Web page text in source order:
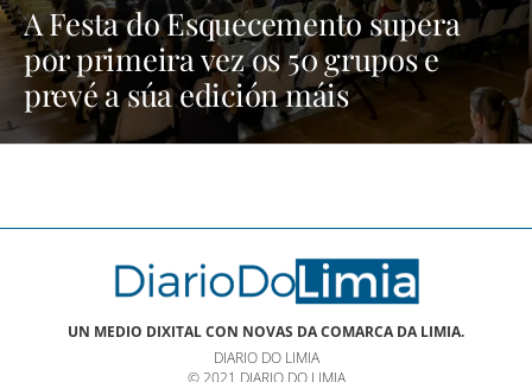
A Festa do Esquecemento supera
por primeira vez os 50 grupos e
prevé a súa edición máis
multitudinaria | NOTICIAS XINZO
UN MEDIO DIXITAL CON NOVAS DA COMARCA DA LIMIA.
DIARIO DO LIMIA
© 2021 DIARIO DO LIMIA